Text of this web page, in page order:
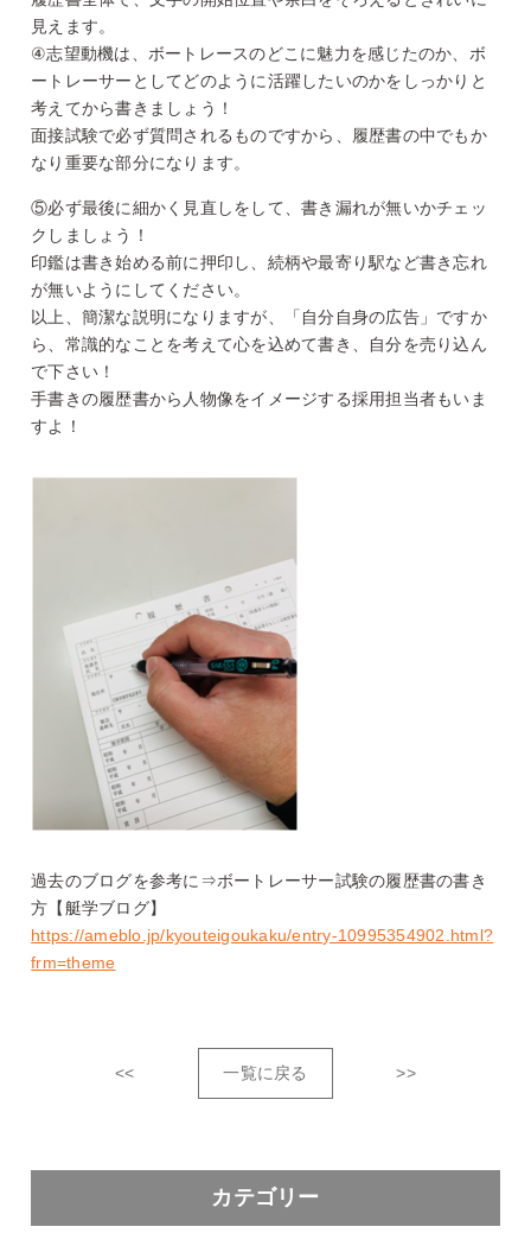
見えます。
④志望動機は、ボートレースのどこに魅力を感じたのか、ボ
ートレーサーとしてどのように活躍したいのかをしっかりと
考えてから書きましょう！
面接試験で必ず質問されるものですから、履歴書の中でもか
なり重要な部分になります。
⑤必ず最後に細かく見直しをして、書き漏れが無いかチェッ
クしましょう！
印鑑は書き始める前に押印し、続柄や最寄り駅など書き忘れ
が無いようにしてください。
以上、簡潔な説明になりますが、「自分自身の広告」ですか
ら、常識的なことを考えて心を込めて書き、自分を売り込ん
で下さい！
手書きの履歴書から人物像をイメージする採用担当者もいま
すよ！
過去のブログを参考に⇒ボートレーサー試験の履歴書の書き
方【艇学ブログ】
https://ameblo.jp/kyouteigoukaku/entry-10995354902.html?
frm=theme
<< 一覧に戻る >>
カテゴリー